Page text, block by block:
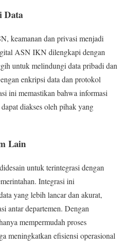
Data
keamanan dan privasi menjadi
ASN IKN dilengkapi dengan
untuk melindungi data pribadi dan
enkripsi data dan protokol
ini memastikan bahwa informasi
diakses oleh pihak yang
Lain
untuk terintegrasi dengan
Integrasi ini
yang lebih lancar dan akurat,
antar departemen. Dengan
mempermudah proses
meningkatkan efisiensi operasional